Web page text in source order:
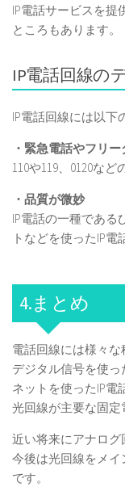
IP電話サービスを提
ところもあります。
IP電話回線の
IP電話回線には以下
・緊急電話やフリ
110や119、0120な
・品質が微妙
IP電話の一種である
トなどを使ったIP電
4.まとめ
電話回線には様々
デジタル信号を使っ
ネットを使ったIP電
光回線が主要な固定
近い将来にアナログ
今後は光回線をメ
です。